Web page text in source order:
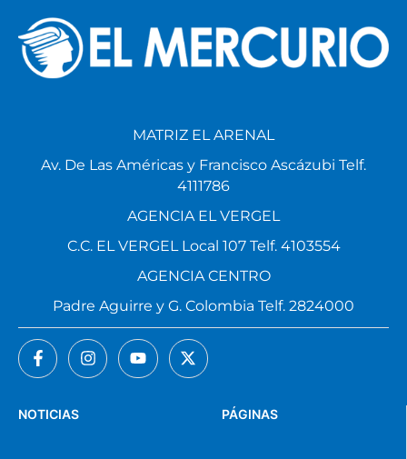
PÁGINAS
NOTICIAS
MATRIZ EL ARENAL
Av. De Las Américas y Francisco Ascázubi Telf.
4111786
AGENCIA EL VERGEL
C.C. EL VERGEL Local 107 Telf. 4103554
AGENCIA CENTRO
Padre Aguirre y G. Colombia Telf. 2824000